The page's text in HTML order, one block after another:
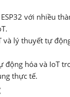
với nhiều
và lý thuyết tự
động hóa và IoT
thực tế.